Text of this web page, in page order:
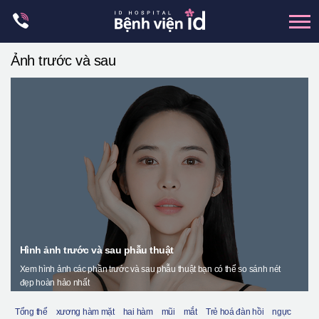
Thẩm mỹ boby
Thẩm mỹ nam giới
Ảnh trước và sau
Hình ảnh trước và sau phẫu thuật
Xem hình ảnh các phần trước và sau phẫu thuật bạn có thể so sánh nét
đẹp hoàn hảo nhất
Tổng thể xương hàm mặt hai hàm mũi mắt Trẻ hoá đàn hồi
ngực